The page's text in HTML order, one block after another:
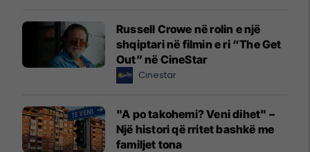
Russell Crowe në rolin e një
shqiptari në filmin e ri “The Get
Out” në CineStar
Cinestar
"A po takohemi? Veni dihet" –
Një histori që rritet bashkë me
familjet tona